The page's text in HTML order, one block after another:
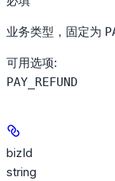
业务类型，固定为
可用选项:
PAY_REFUND
bizId
string